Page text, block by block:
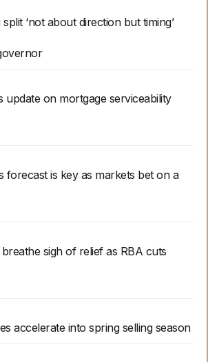
‘not about direction but timing’
update on mortgage serviceability
forecast is key as markets bet on a
sigh of relief as RBA cuts
accelerate into spring selling season